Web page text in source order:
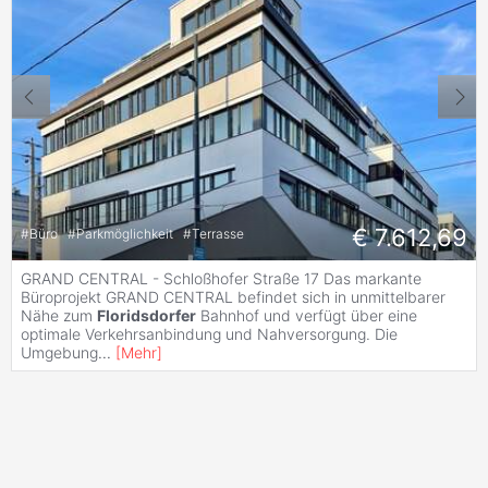
#Büro #Parkmöglichkeit #Terrasse € 7.612,69
GRAND CENTRAL - Schloßhofer Straße 17 Das markante
Büroprojekt GRAND CENTRAL befindet sich in unmittelbarer
Nähe zum Floridsdorfer Bahnhof und verfügt über eine
optimale Verkehrsanbindung und Nahversorgung. Die
Umgebung... [Mehr]